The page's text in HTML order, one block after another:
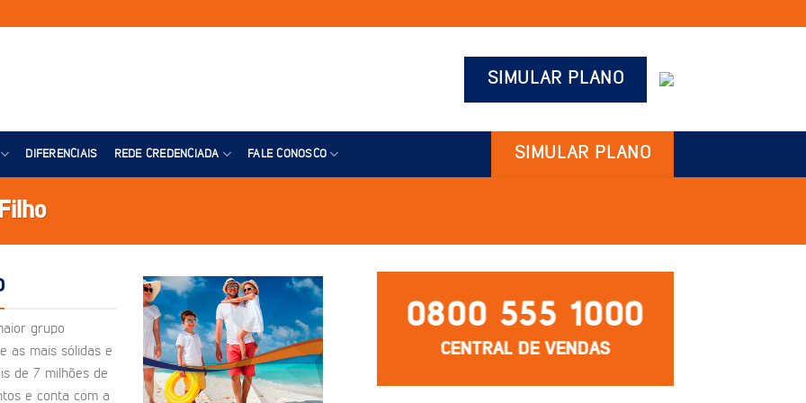
SIMULAR PLANO
DIFERENCIAIS REDE CREDENCIADA FALE CONOSCO SIMULAR PLANO
grupo
as mais sólidas e
de 7 milhões de
e conta com a
0800 555 1000
CENTRAL DE VENDAS